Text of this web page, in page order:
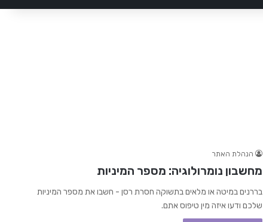
הנהלת האתר
מחשבון נומרולוגיה: מספר המיניות
בררנים במיטה או מלאים בתשוקה חסרת רסן - חשבו את מספר המיניות
שלכם ודעו איזה מין טיפוס אתם.